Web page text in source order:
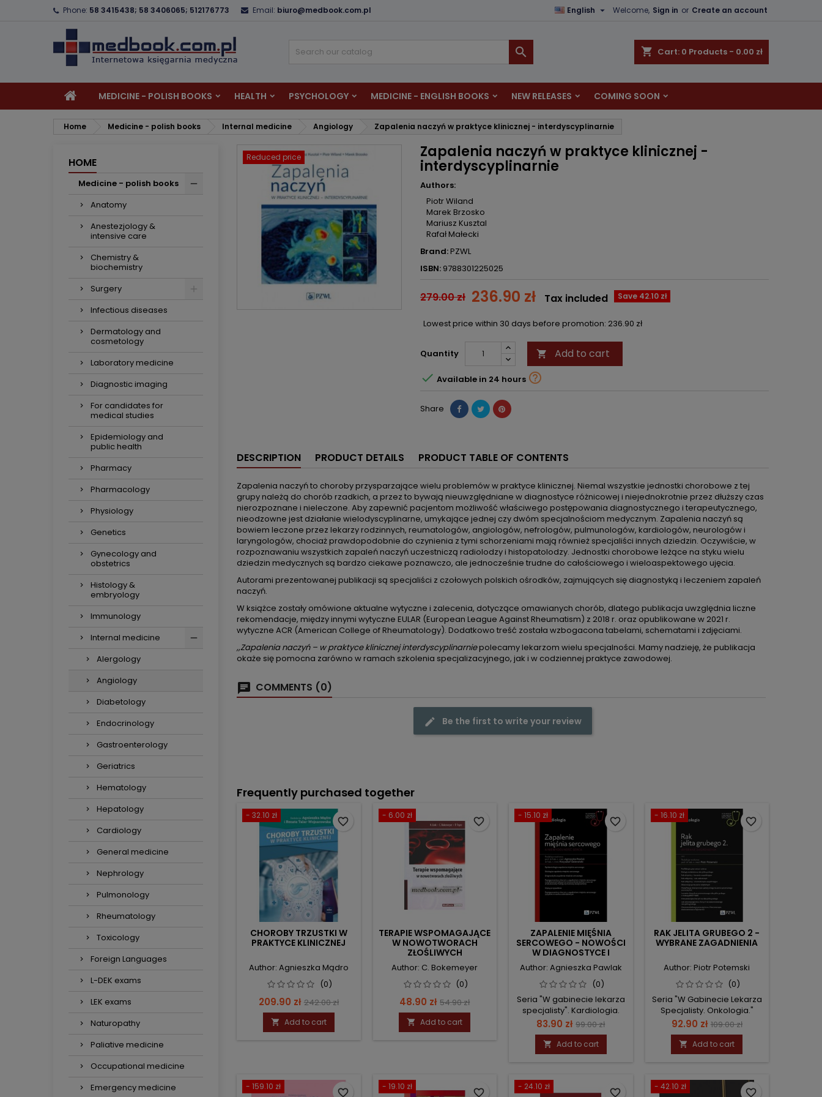
Phone: 58 3415438; 58 3406065; 512176773 Email: biuro@medbook.com.pl Welcome, Sign in or Create an account
English 
shopping_cart Cart: 0 Products - 0.00 zł

MEDICINE - POLISH BOOKS HEALTH PSYCHOLOGY MEDICINE - ENGLISH BOOKS NEW RELEASES COMING SOON
Home Medicine - polish books Internal medicine Angiology Zapalenia naczyń w praktyce klinicznej - interdyscyplinarnie
HOME
Medicine - polish books
Anatomy
Anestezjology &
intensive care
Chemistry &
biochemistry
Surgery
Infectious diseases
Dermatology and
cosmetology
Laboratory medicine
Diagnostic imaging
For candidates for
medical studies
Epidemiology and
public health
Pharmacy
Pharmacology
Physiology
Genetics
Gynecology and
obstetrics
Histology &
embryology
Immunology
Internal medicine
Alergology
Angiology
Diabetology
Endocrinology
Gastroenterology
Geriatrics
Hematology
Hepatology
Cardiology
General medicine
Nephrology
Pulmonology
Rheumatology
Toxicology
Foreign Languages
L-DEK exams
LEK exams
Naturopathy
Paliative medicine
Occupational medicine
Emergency medicine
Reduced price Zapalenia naczyń w praktyce klinicznej -
interdyscyplinarnie
Authors:
Piotr Wiland
Marek Brzosko
Mariusz Kusztal
Rafał Małecki
Brand:PZWL
ISBN: 9788301225025
279.00 zł 236.90 zł Save 42.10 zł
Tax included
Lowest price within 30 days before promotion: 236.90 zł
Quantity  Add to cart
 Available in 24 hours 
Share
DESCRIPTION PRODUCT DETAILS PRODUCT TABLE OF CONTENTS
Zapalenia naczyń to choroby przysparzające wielu problemów w praktyce klinicznej. Niemal wszystkie jednostki chorobowe z tej
grupy należą do chorób rzadkich, a przez to bywają nieuwzględniane w diagnostyce różnicowej i niejednokrotnie przez dłuższy czas
nierozpoznane i nieleczone. Aby zapewnić pacjentom możliwość właściwego postępowania diagnostycznego i terapeutycznego,
nieodzowne jest działanie wielodyscyplinarne, umykające jednej czy dwóm specjalnościom medycznym. Zapalenia naczyń są
bowiem leczone przez lekarzy rodzinnych, reumatologów, angiologów, nefrologów, pulmunologów, kardiologów, neurologów i
laryngologów, chociaż prawdopodobnie do czynienia z tymi schorzeniami mają również specjaliści innych dziedzin. Oczywiście, w
rozpoznawaniu wszystkich zapaleń naczyń uczestniczą radiolodzy i histopatolodzy. Jednostki chorobowe leżące na styku wielu
dziedzin medycznych są bardzo ciekawe poznawczo, ale jednocześnie trudne do całościowego i wieloaspektowego ujęcia.
Autorami prezentowanej publikacji są specjaliści z czołowych polskich ośrodków, zajmujących się diagnostyką i leczeniem zapaleń
naczyń.
W książce zostały omówione aktualne wytyczne i zalecenia, dotyczące omawianych chorób, dlatego publikacja uwzględnia liczne
rekomendacje, między innymi wytyczne EULAR (European League Against Rheumatism) z 2018 r. oraz opublikowane w 2021 r.
wytyczne ACR (American College of Rheumatology). Dodatkowo treść została wzbogacona tabelami, schematami i zdjęciami.
,,Zapalenia naczyń – w praktyce klinicznej interdyscyplinarniepolecamy lekarzom wielu specjalności. Mamy nadzieję, że publikacja
okaże się pomocna zarówno w ramach szkolenia specjalizacyjnego, jak i w codziennej praktyce zawodowej.
COMMENTS (0)
Be the first to write your review
Frequently purchased together
- 32.10 zł
CHOROBY TRZUSTKI W
PRAKTYCE KLINICZNEJ
Author: Agnieszka Mądro
(0)
Price
209.90 zł Regular
price
242.00 zł
 Add to cart
favorite_border
- 6.00 zł
TERAPIE WSPOMAGAJĄCE
W NOWOTWORACH
ZŁOŚLIWYCH
Author: C. Bokemeyer
(0)
Price
48.90 zł Regular
price
54.90 zł
 Add to cart
favorite_border
- 15.10 zł
ZAPALENIE MIĘŚNIA
SERCOWEGO - NOWOŚCI
W DIAGNOSTYCE I
LECZENIU
Author: Agnieszka Pawlak
(0)
Seria "W gabinecie lekarza
specjalisty". Kardiologia.
Price
83.90 zł Regular
price
99.00 zł
 Add to cart
favorite_border
- 16.10 zł
RAK JELITA GRUBEGO 2 -
WYBRANE ZAGADNIENIA
Author: Piotr Potemski
(0)
Seria "W Gabinecie Lekarza
Specjalisty. Onkologia."
Price
92.90 zł Regular
price
109.00 zł
 Add to cart
favorite_border
- 159.10 zł
favorite_border
- 19.10 zł
favorite_border
- 24.10 zł
favorite_border
- 42.10 zł
favorite_border
Cancel Create wishlist
You need to be logged in to save products in your wishlist.